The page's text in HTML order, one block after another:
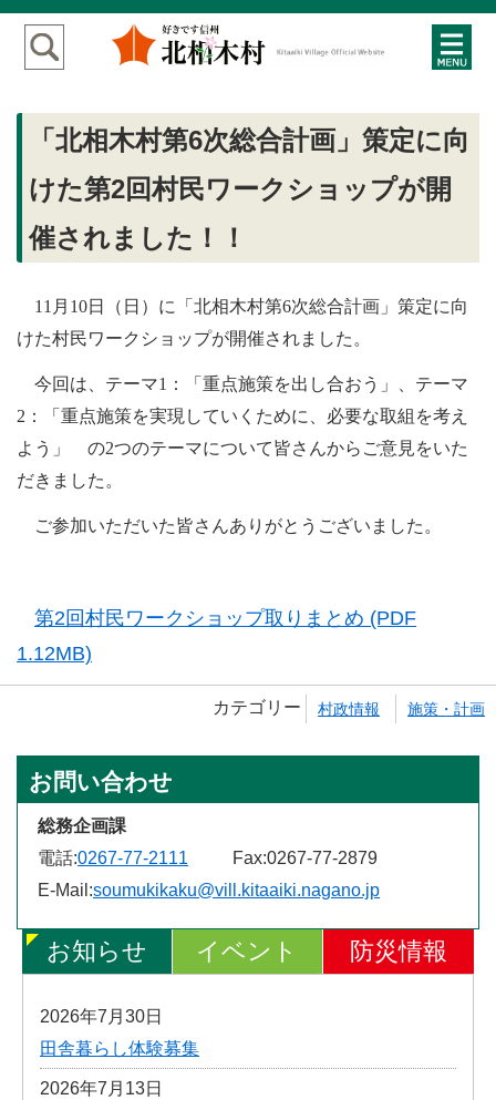
「北相木村第6次総合計画」策定に向
けた第2回村民ワークショップが開
催されました！！
11月10日（日）に「北相木村第6次総合計画」策定に向
けた村民ワークショップが開催されました。
今回は、テーマ1：「重点施策を出し合おう」、テーマ
2：「重点施策を実現していくために、必要な取組を考え
よう」 の2つのテーマについて皆さんからご意見をいた
だきました。
ご参加いただいた皆さんありがとうございました。
第2回村民ワークショップ取りまとめ (PDF
1.12MB)
カテゴリー 村政情報 施策・計画
お問い合わせ
総務企画課
電話:0267-77-2111 Fax:0267-77-2879
E-Mail:soumukikaku@vill.kitaaiki.nagano.jp
お知らせ イベント 防災情報
2026年7月30日
田舎暮らし体験募集
2026年7月13日